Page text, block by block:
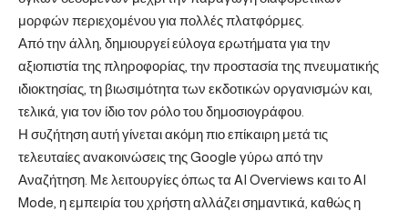
μορφών περιεχομένου για πολλές πλατφόρμες.
Από την άλλη, δημιουργεί εύλογα ερωτήματα για την
αξιοπιστία της πληροφορίας, την προστασία της πνευματικής
ιδιοκτησίας, τη βιωσιμότητα των εκδοτικών οργανισμών και,
τελικά, για τον ίδιο τον ρόλο του δημοσιογράφου.
Η συζήτηση αυτή γίνεται ακόμη πιο επίκαιρη μετά τις
τελευταίες ανακοινώσεις της Google γύρω από την
Αναζήτηση. Με λειτουργίες όπως τα AI Overviews και το AI
Mode, η εμπειρία του χρήστη αλλάζει σημαντικά, καθώς η